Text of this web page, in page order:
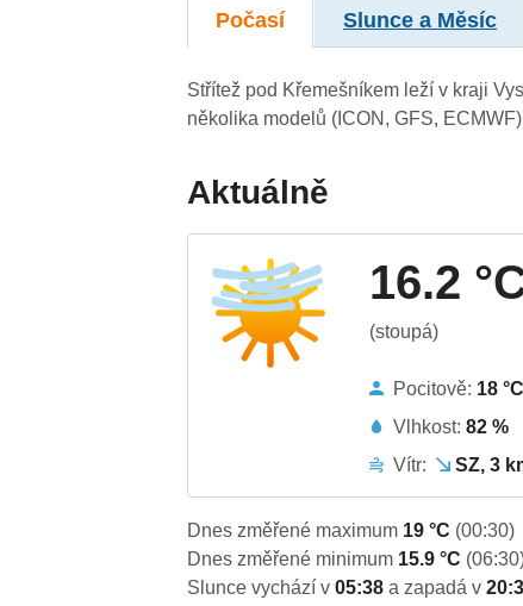
Počasí Slunce a Měsíc
Střítež pod Křemešníkem leží v kraji
několika modelů (ICON, GFS,
Aktuálně
16.2
(stoupá)
Pocitově: 18 °C
Vlhkost:82 %
Vítr:
SZ, 3
Dnes změřené maximum 19 °C (00:30)
Dnes změřené minimum 15.9 °C
Slunce vychází v05:38a zapadá v